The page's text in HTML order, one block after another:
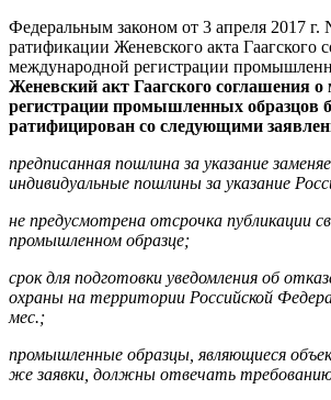
Федеральным законом от 3 апреля 2017
ратификации Же­невского акта Гаагского
международной регистрации
Женевский акт Гаагского соглашения
регистрации промышленных образцов
ратифицирован со следующими
предписанная пошлина за указание
индивидуальные пош­лины за указание
не предусмотрена отсрочка публи­кации
промышленном об­разце;
срок для подготовки уведомления об
охраны на территории Российской
мес.;
промышленные образцы, являющи­еся
же заявки, должны отвечать